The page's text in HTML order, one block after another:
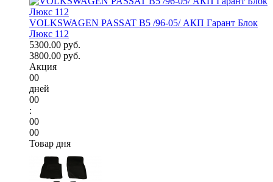
VOLKSWAGEN PASSAT B5 /96-05/ АКП Гарант Блок
Люкс 112
5300.00 руб.
3800.00 руб.
Акция
00
дней
00
:
00
00
Товар дня